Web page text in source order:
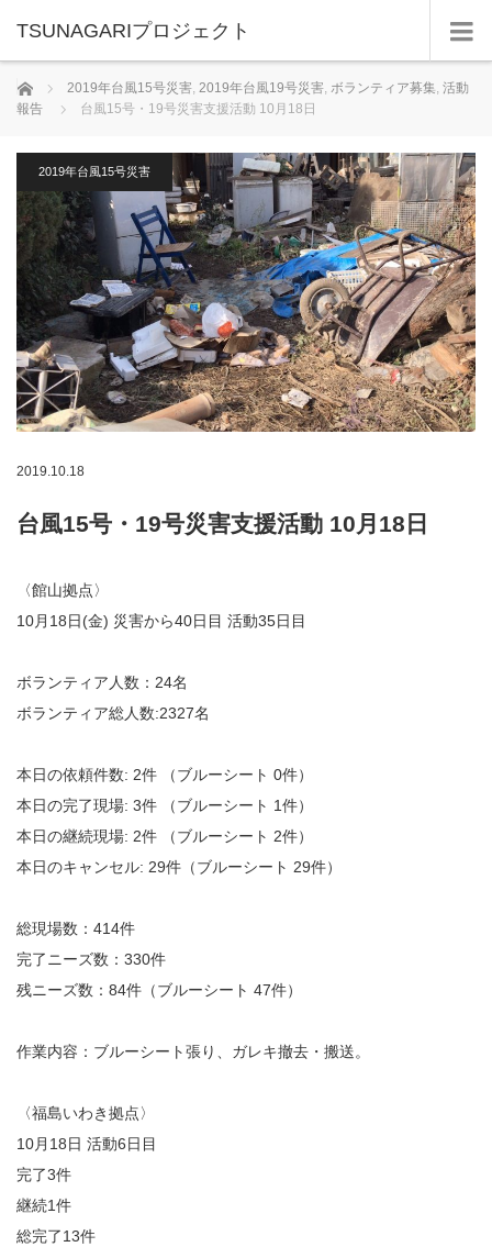
TSUNAGARIプロジェクト
ホーム 2019年台風15号災害, 2019年台風19号災害, ボランティア募集, 活動
報告
台風15号・19号災害支援活動 10月18日
2019年台風15号災害
2019.10.18
台風15号・19号災害支援活動 10月18日
〈館山拠点〉
10月18日(金) 災害から40日目 活動35日目
ボランティア人数：24名
ボランティア総人数:2327名
本日の依頼件数: 2件 （ブルーシート 0件）
本日の完了現場: 3件 （ブルーシート 1件）
本日の継続現場: 2件 （ブルーシート 2件）
本日のキャンセル: 29件（ブルーシート 29件）
総現場数：414件
完了ニーズ数：330件
残ニーズ数：84件（ブルーシート 47件）
作業内容：ブルーシート張り、ガレキ撤去・搬送。
〈福島いわき拠点〉
10月18日 活動6日目
完了3件
継続1件
総完了13件